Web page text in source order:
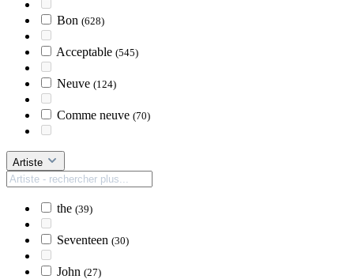
Bon (628)
Acceptable (545)
Neuve (124)
Comme neuve (70)
Artiste
the (39)
Seventeen (30)
John (27)